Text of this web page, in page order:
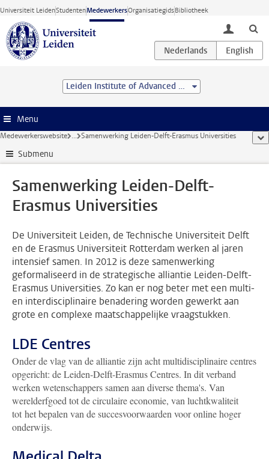
Ga direct naar de inhoud
Universiteit LeidenStudentenMedewerkersOrganisatiegidsBibliotheek
toggle
Leiden Institute of Advanced Computer Science (LIACS)
Menu
Medewerkerswebsite ... Samenwerking Leiden-Delft-Erasmus Universities
Submenu
Samenwerking Leiden-Delft-
Erasmus Universities
De Universiteit Leiden, de Technische Universiteit Delft
en de Erasmus Universiteit Rotterdam werken al jaren
intensief samen. In 2012 is deze samenwerking
geformaliseerd in de strategische alliantie Leiden-Delft-
Erasmus Universities. Zo kan er nog beter met een multi-
en interdisciplinaire benadering worden gewerkt aan
grote en complexe maatschappelijke vraagstukken.
LDE Centres
Onder de vlag van de alliantie zijn acht multidisciplinaire centres
opgericht: de Leiden-Delft-Erasmus Centres. In dit verband
werken wetenschappers samen aan diverse thema's. Van
werelderfgoed tot de circulaire economie, van luchtkwaliteit
tot het bepalen van de succesvoorwaarden voor online hoger
onderwijs.